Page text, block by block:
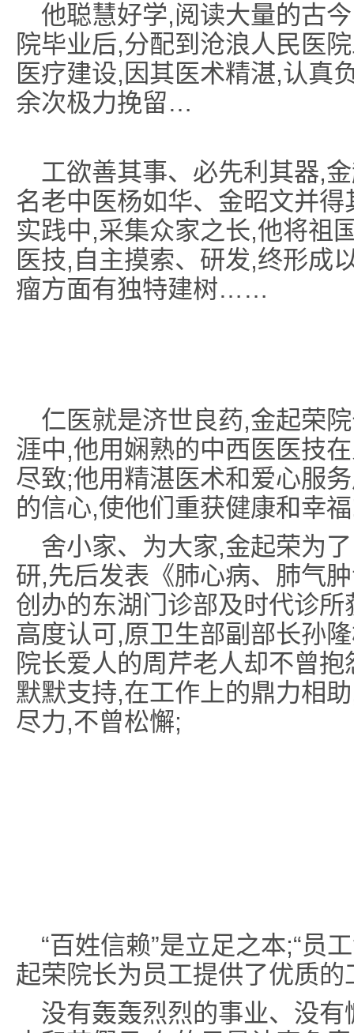
他聪慧好学,阅读大量的古
院毕业后,分配到沧浪人民医
医疗建设,因其医术精湛,认真
余次极力挽留…
工欲善其事、必先利其器,
名老中医杨如华、金昭文并
实践中,采集众家之长,他将祖
医技,自主摸索、研发,终形成
瘤方面有独特建树……
仁医就是济世良药,金起荣
涯中,他用娴熟的中西医医技
尽致;他用精湛医术和爱心服
的信心,使他们重获健康和幸
舍小家、为大家,金起荣为
研,先后发表《肺心病、肺气
创办的东湖门诊部及时代诊
高度认可,原卫生部副部长孙
院长爱人的周芹老人却不曾
默默支持,在工作上的鼎力相
尽力,不曾松懈;
“百姓信赖”是立足之本;“员
起荣院长为员工提供了优质
没有轰轰烈烈的事业、没